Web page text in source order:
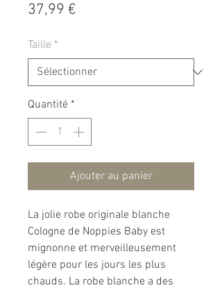
37,99 €
Taille *
Quantité *
Ajouter au panier
La jolie robe originale blanche
Cologne de Noppies Baby est
mignonne et merveilleusement
légère pour les jours les plus
chauds. La robe blanche a des